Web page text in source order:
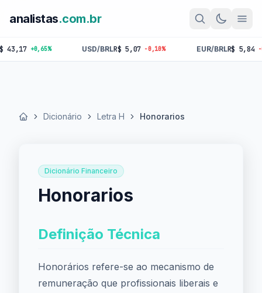
analistas.com.br
+0,65% USD/BRLR$ 5,07 -0,10% EUR/BRLR$ 5,84 -0,18%
Início Dicionário Letra H Honorarios
Dicionário Financeiro
Honorarios
Definição Técnica
Honorários refere-se ao mecanismo de
remuneração que profissionais liberais e